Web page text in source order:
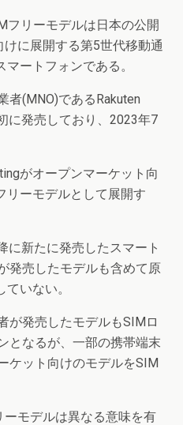
フリーモデルは日本の公開
に展開する第5世代移動通
ートフォンである。
者(MNO)であるRakuten
に発売しており、2023年7
がオープンマーケット向
リーモデルとして展開す
に新たに発売したスマート
発売したモデルも含めて原
いない。
が発売したモデルもSIMロ
となるが、一部の携帯端末
ケット向けのモデルをSIM
モデルは異なる意味を有